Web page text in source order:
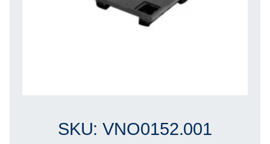
SKU: VNO0152.001